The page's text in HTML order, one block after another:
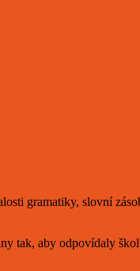
gramatiky, slovní
tak, aby odpovídaly